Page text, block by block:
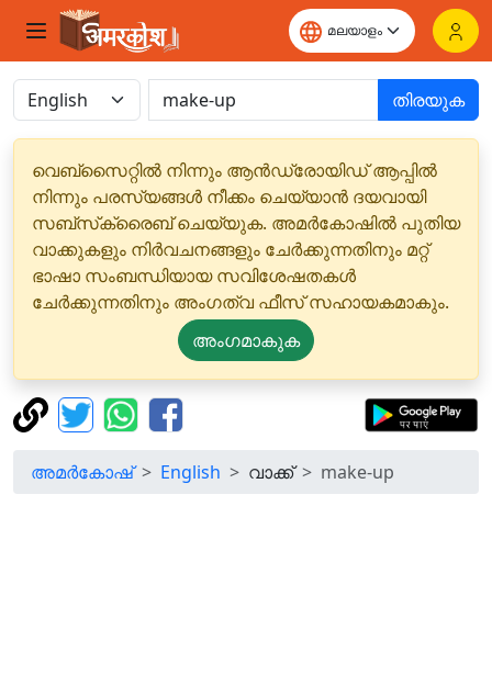
തിരയുക
വെബ്‌സൈറ്റിൽ നിന്നും ആൻഡ്രോയിഡ് ആപ്പിൽ
നിന്നും പരസ്യങ്ങൾ നീക്കം ചെയ്യാൻ ദയവായി
സബ്‌സ്‌ക്രൈബ് ചെയ്യുക. അമർകോഷിൽ പുതിയ
വാക്കുകളും നിർവചനങ്ങളും ചേർക്കുന്നതിനും മറ്റ്
ഭാഷാ സംബന്ധിയായ സവിശേഷതകൾ
ചേർക്കുന്നതിനും അംഗത്വ ഫീസ് സഹായകമാകും.
അംഗമാകുക
അമർകോഷ് English വാക്ക് make-up